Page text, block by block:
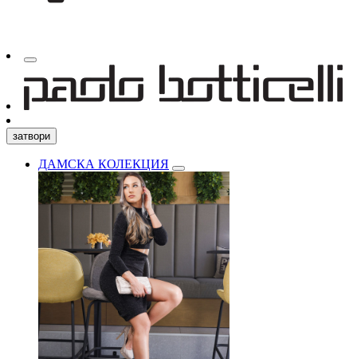
затвори
ДАМСКА КОЛЕКЦИЯ